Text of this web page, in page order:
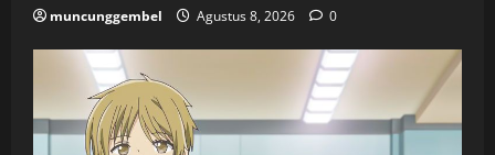
muncunggembel Agustus 8, 2026 0